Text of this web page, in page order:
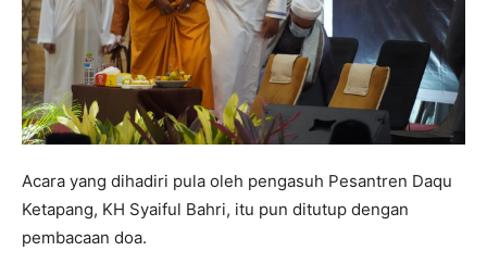
Acara yang dihadiri pula oleh pengasuh Pesantren Daqu
Ketapang, KH Syaiful Bahri, itu pun ditutup dengan
pembacaan doa.